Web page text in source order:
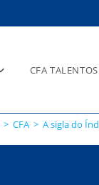
CFA TALENTOS
> CFA > A sigla do